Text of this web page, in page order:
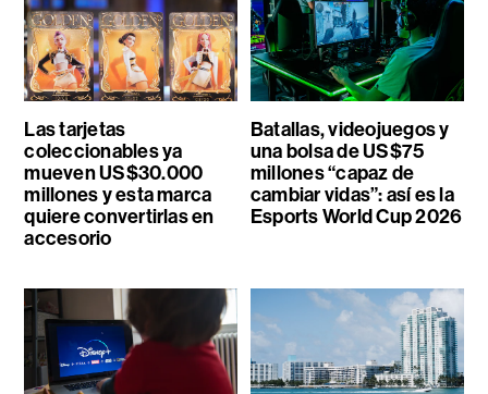
Las tarjetas
coleccionables ya
mueven US$30.000
millones y esta marca
quiere convertirlas en
accesorio
Batallas, videojuegos y
una bolsa de US$75
millones “capaz de
cambiar vidas”: así es la
Esports World Cup 2026